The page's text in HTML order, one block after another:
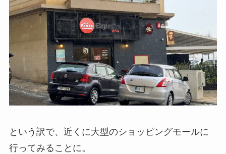
という訳で、近くに大型のショッピングモールに
行ってみることに。